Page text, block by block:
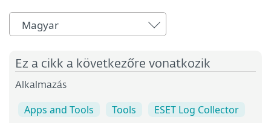
Magyar
Ez a cikk a következőre vonatkozik
Alkalmazás
Apps and Tools Tools ESET Log Collector